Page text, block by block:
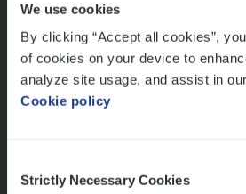
We use cookies
By clicking “Accept all cookies”,
of cookies on your device to
analyze site usage, and assist in
Cookie policy
Selection
Strictly Necessary Cookies
Wis alle filters
Claims­hand­ler Fleet&Bike
Claims Management
Antwerpen
Lees onze verhalen